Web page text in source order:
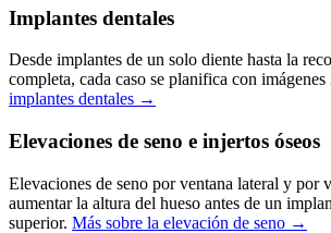
Implantes dentales
Desde implantes de un solo diente hasta la
completa, cada caso se planifica con imágenes
implantes dentales →
Elevaciones de seno e injertos óseos
Elevaciones de seno por ventana lateral y por
aumentar la altura del hueso antes de un
superior. Más sobre la elevación de seno →